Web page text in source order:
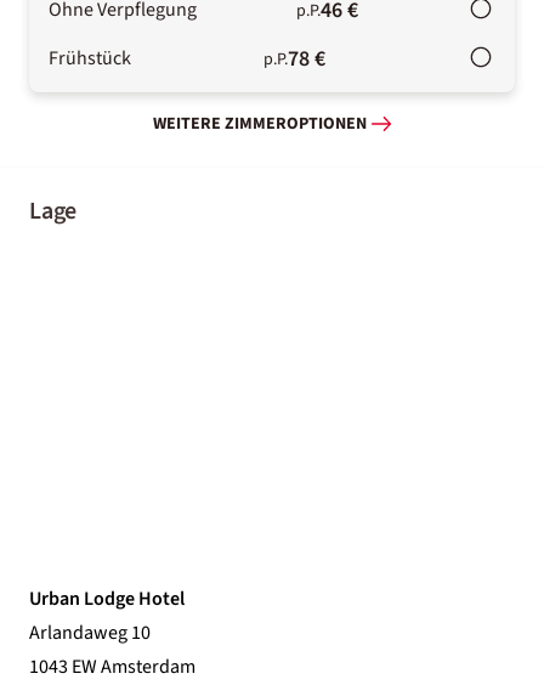
Ohne Verpflegung p.P.46 €
Frühstück p.P.78 €
WEITERE ZIMMEROPTIONEN
Lage
Urban Lodge Hotel
Arlandaweg 10
1043 EW Amsterdam